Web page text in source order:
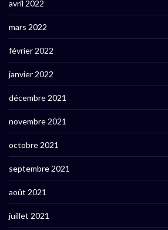
avril 2022
mars 2022
février 2022
janvier 2022
décembre 2021
novembre 2021
octobre 2021
septembre 2021
août 2021
juillet 2021